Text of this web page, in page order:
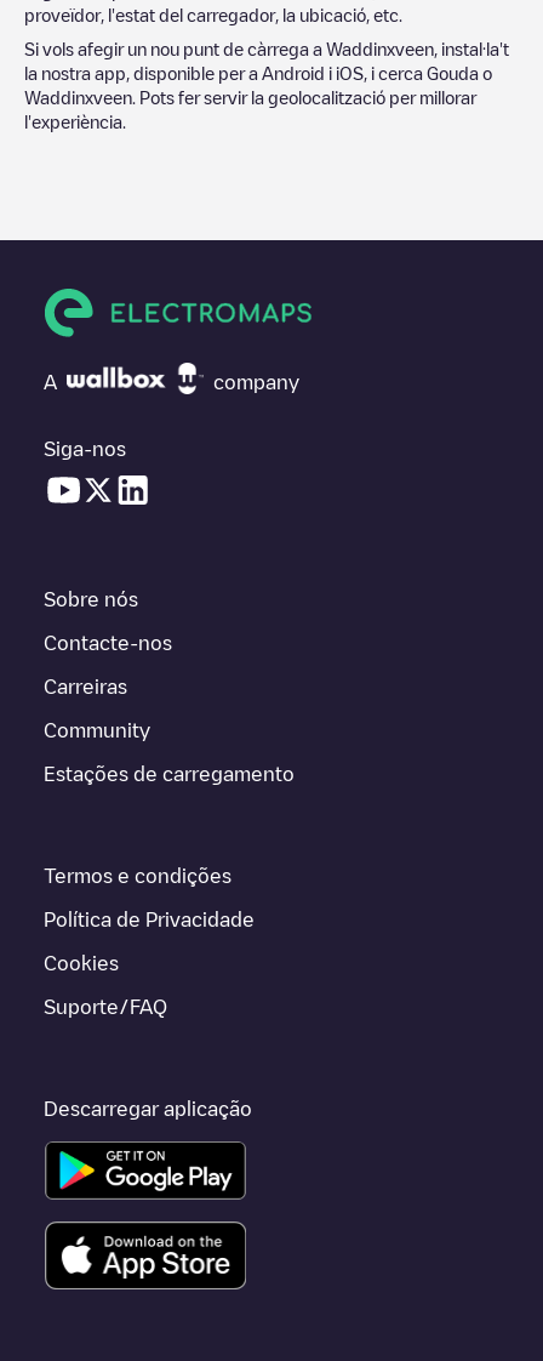
proveïdor, l'estat del carregador, la ubicació, etc.
Si vols afegir un nou punt de càrrega a Waddinxveen , instal·la't
la nostra app, disponible per a Android i iOS, i cerca Gouda o
Waddinxveen . Pots fer servir la geolocalització per millorar
l'experiència.
A company
Siga-nos
Sobre nós
Contacte-nos
Carreiras
Community
Estações de carregamento
Termos e condições
Política de Privacidade
Cookies
Suporte/FAQ
Descarregar aplicação